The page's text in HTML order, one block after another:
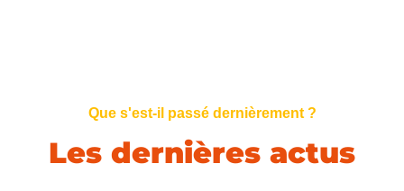
Que s'est-il passé dernièrement ?
Les dernières actus